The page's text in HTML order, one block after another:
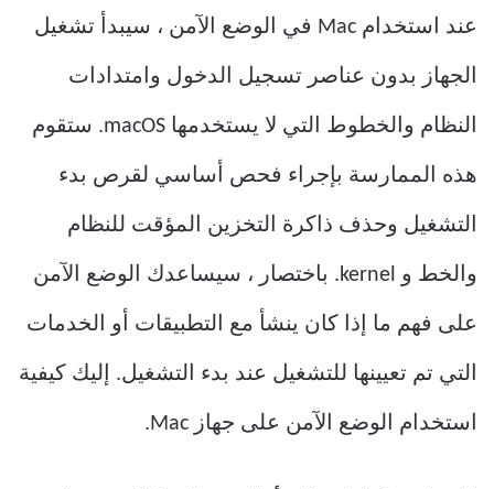
عند استخدام Mac في الوضع الآمن ، سيبدأ تشغيل
الجهاز بدون عناصر تسجيل الدخول وامتدادات
النظام والخطوط التي لا يستخدمها macOS. ستقوم
هذه الممارسة بإجراء فحص أساسي لقرص بدء
التشغيل وحذف ذاكرة التخزين المؤقت للنظام
والخط و kernel. باختصار ، سيساعدك الوضع الآمن
على فهم ما إذا كان ينشأ مع التطبيقات أو الخدمات
التي تم تعيينها للتشغيل عند بدء التشغيل. إليك كيفية
استخدام الوضع الآمن على جهاز Mac.